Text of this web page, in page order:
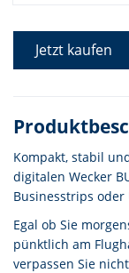
Jetzt kaufen
Kompakt, stabil
digitalen Wecker
Businesstrips oder
Egal ob Sie
pünktlich am
verpassen Sie